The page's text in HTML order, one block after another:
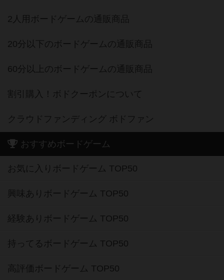
2人用ボードゲームの通販商品
20分以下のボードゲームの通販商品
60分以上のボードゲームの通販商品
割引購入！ボドクーポンについて
クラウドファンディング ボドファン
おすすめボードゲーム
お気に入りボードゲーム TOP50
興味ありボードゲーム TOP50
経験ありボードゲーム TOP50
持ってるボードゲーム TOP50
高評価ボードゲーム TOP50